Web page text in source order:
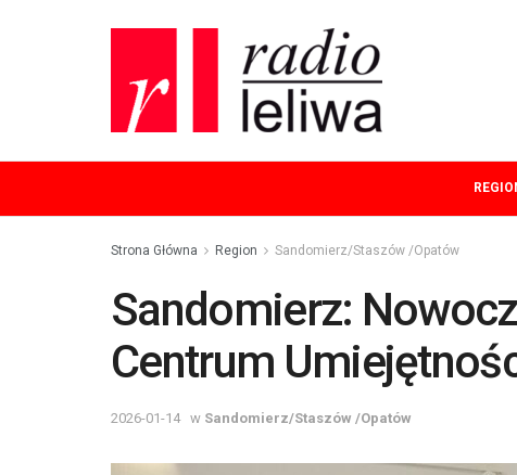
Strona Główna Region Sandomierz/Staszów /Opatów
Sandomierz:
Centrum
2026-01-14 w Sandomierz/Staszów /Opatów